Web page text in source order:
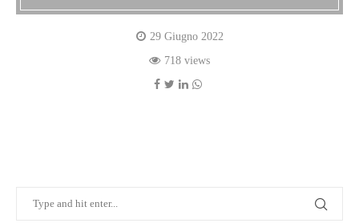
29 Giugno 2022
718 views